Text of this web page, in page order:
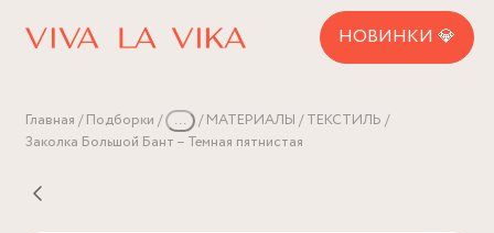
НОВИНКИ 💎
Главная Подборки ... МАТЕРИАЛЫ
ТЕКСТИЛЬ
Заколка Большой Бант – Темная пятнистая